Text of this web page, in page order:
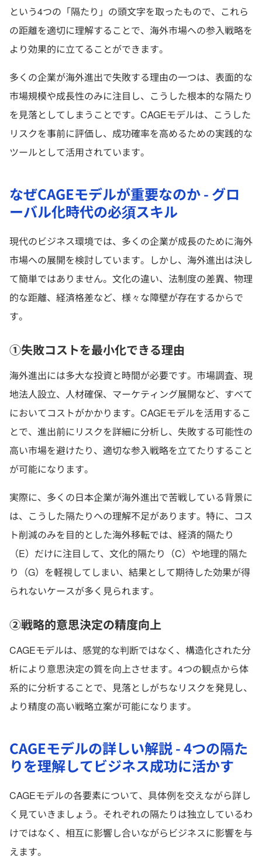
という4つの「隔たり」の頭文字を取ったもので、これら
の距離を適切に理解することで、海外市場への参入戦略を
より効果的に立てることができます。
多くの企業が海外進出で失敗する理由の一つは、表面的な
市場規模や成長性のみに注目し、こうした根本的な隔たり
を見落としてしまうことです。CAGEモデルは、こうした
リスクを事前に評価し、成功確率を高めるための実践的な
ツールとして活用されています。
なぜCAGEモデルが重要なのか - グロ
ーバル化時代の必須スキル
現代のビジネス環境では、多くの企業が成長のために海外
市場への展開を検討しています。しかし、海外進出は決し
て簡単ではありません。文化の違い、法制度の差異、物理
的な距離、経済格差など、様々な障壁が存在するからで
す。
①失敗コストを最小化できる理由
海外進出には多大な投資と時間が必要です。市場調査、現
地法人設立、人材確保、マーケティング展開など、すべて
においてコストがかかります。CAGEモデルを活用するこ
とで、進出前にリスクを詳細に分析し、失敗する可能性の
高い市場を避けたり、適切な参入戦略を立てたりすること
が可能になります。
実際に、多くの日本企業が海外進出で苦戦している背景に
は、こうした隔たりへの理解不足があります。特に、コス
ト削減のみを目的とした海外移転では、経済的隔たり
（E）だけに注目して、文化的隔たり（C）や地理的隔た
り（G）を軽視してしまい、結果として期待した効果が得
られないケースが多く見られます。
②戦略的意思決定の精度向上
CAGEモデルは、感覚的な判断ではなく、構造化された分
析により意思決定の質を向上させます。4つの観点から体
系的に分析することで、見落としがちなリスクを発見し、
より精度の高い戦略立案が可能になります。
CAGEモデルの詳しい解説 - 4つの隔た
りを理解してビジネス成功に活かす
CAGEモデルの各要素について、具体例を交えながら詳し
く見ていきましょう。それぞれの隔たりは独立しているわ
けではなく、相互に影響し合いながらビジネスに影響を与
えます。